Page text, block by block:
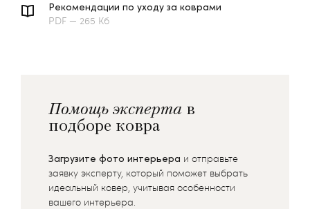
Рекомендации по уходу за коврами
PDF — 265 Кб
Помощь эксперта в
подборе ковра
Загрузите фото интерьера и отправьте
заявку эксперту, который поможет выбрать
идеальный ковер, учитывая особенности
вашего интерьера.